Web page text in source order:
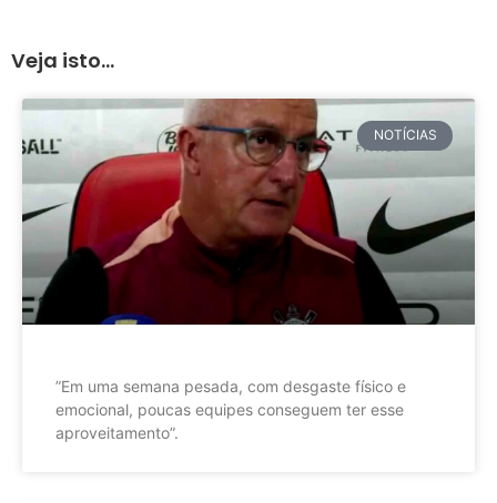
Veja isto...
NOTÍCIAS
”Em uma semana pesada, com desgaste físico e
emocional, poucas equipes conseguem ter esse
aproveitamento”.